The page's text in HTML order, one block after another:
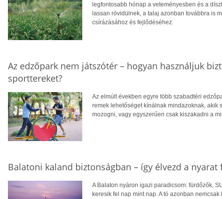
legfontosabb hónap a veteményesben és a
lassan rövidülnek, a talaj azonban továbbra is
csírázásához és fejlődéséhez.
Az edzőpark nem játszótér – hogyan használjuk
sporttereket?
Az elmúlt években egyre több szabadtéri
remek lehetőséget kínálnak mindazoknak,
mozogni, vagy egyszerűen csak kiszakadni a
Balatoni kaland biztonságban – így élvezd a
A Balaton nyáron igazi paradicsom: fürdőzők,
keresik fel nap mint nap. A tó azonban